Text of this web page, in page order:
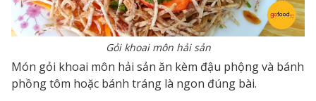
Gỏi khoai môn hải sản
Món gỏi khoai môn hải sản ăn kèm đậu phộng và bánh
phồng tôm hoặc bánh tráng là ngon đúng bài.